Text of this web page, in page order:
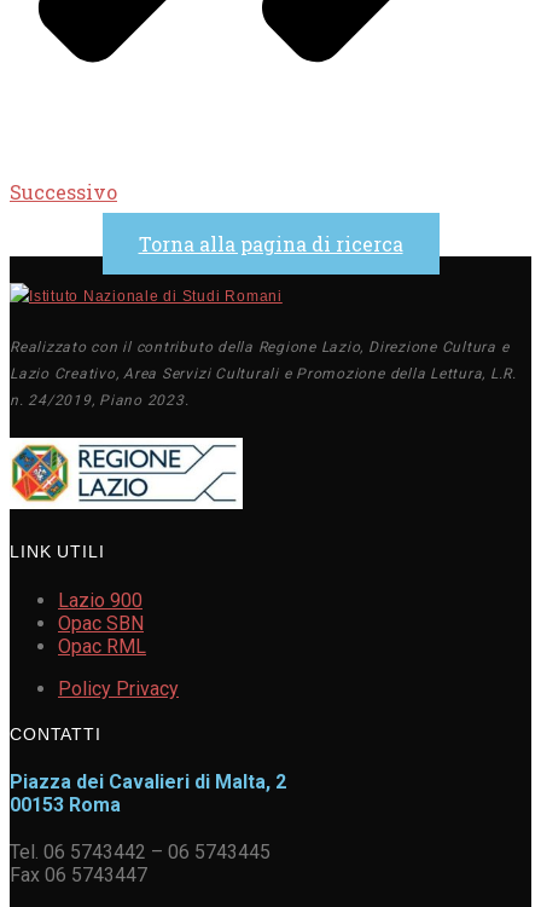
Successivo
Torna alla pagina di ricerca
Realizzato con il contributo della Regione Lazio, Direzione Cultura e
Lazio Creativo, Area Servizi Culturali e Promozione della Lettura, L.R.
n. 24/2019, Piano 2023.
LINK UTILI
Lazio 900
Opac SBN
Opac RML
Policy Privacy
CONTATTI
Piazza dei Cavalieri di Malta, 2
00153 Roma
Tel. 06 5743442 – 06 5743445
Fax 06 5743447